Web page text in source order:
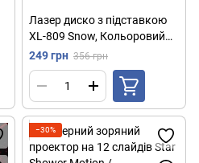
Лазер диско з підставкою
XL-809 Snow, Кольоровий
(синій, червоний, зелений) /
Новорічний лазерний
проектор / Вуличний
проектор
249 грн 356 грн
−30%